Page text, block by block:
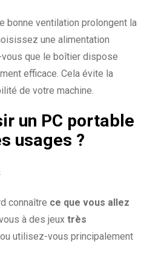
bonne ventilation prolongent la
une alimentation
que le boîtier dispose
efficace. Cela évite la
de votre machine.
un PC portable
usages ?
connaître ce que vous allez
à des jeux très
utilisez-vous principalement